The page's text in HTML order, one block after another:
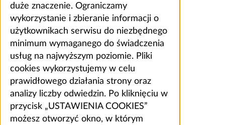
duże znaczenie. Ograniczamy
wykorzystanie i zbieranie informacji o
użytkownikach serwisu do niezbędnego
minimum wymaganego do świadczenia
usług na najwyższym poziomie. Pliki
cookies wykorzystujemy w celu
prawidłowego działania strony oraz
analizy liczby odwiedzin. Po kliknięciu w
przycisk „USTAWIENIA COOKIES”
możesz otworzyć okno, w którym